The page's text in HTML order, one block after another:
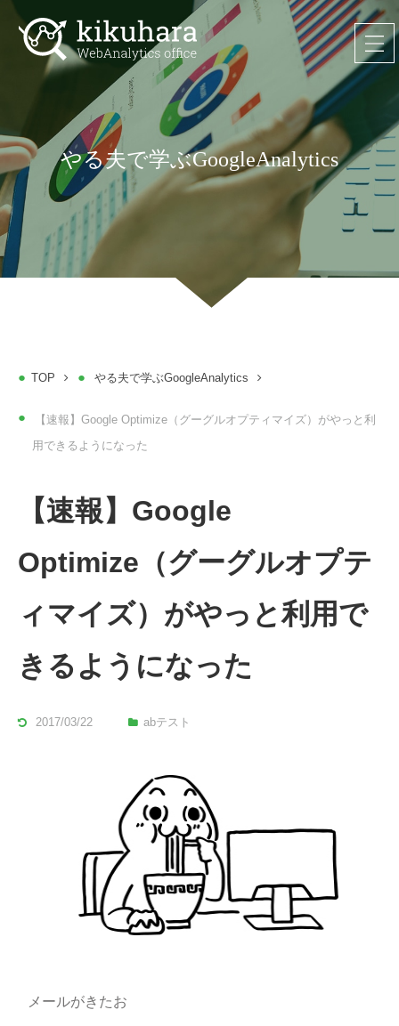
やる夫で学ぶGoogleAnalytics
TOP やる夫で学ぶGoogleAnalytics
【速報】Google Optimize（グーグルオプティマイズ）がやっと利
用できるようになった
【速報】Google
Optimize（グーグルオプテ
ィマイズ）がやっと利用で
きるようになった
2017/03/22 abテスト
メールがきたお